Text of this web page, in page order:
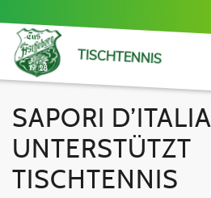
TISCHTENNIS
SAPORI D’ITALIA
UNTERSTÜTZT
TISCHTENNIS